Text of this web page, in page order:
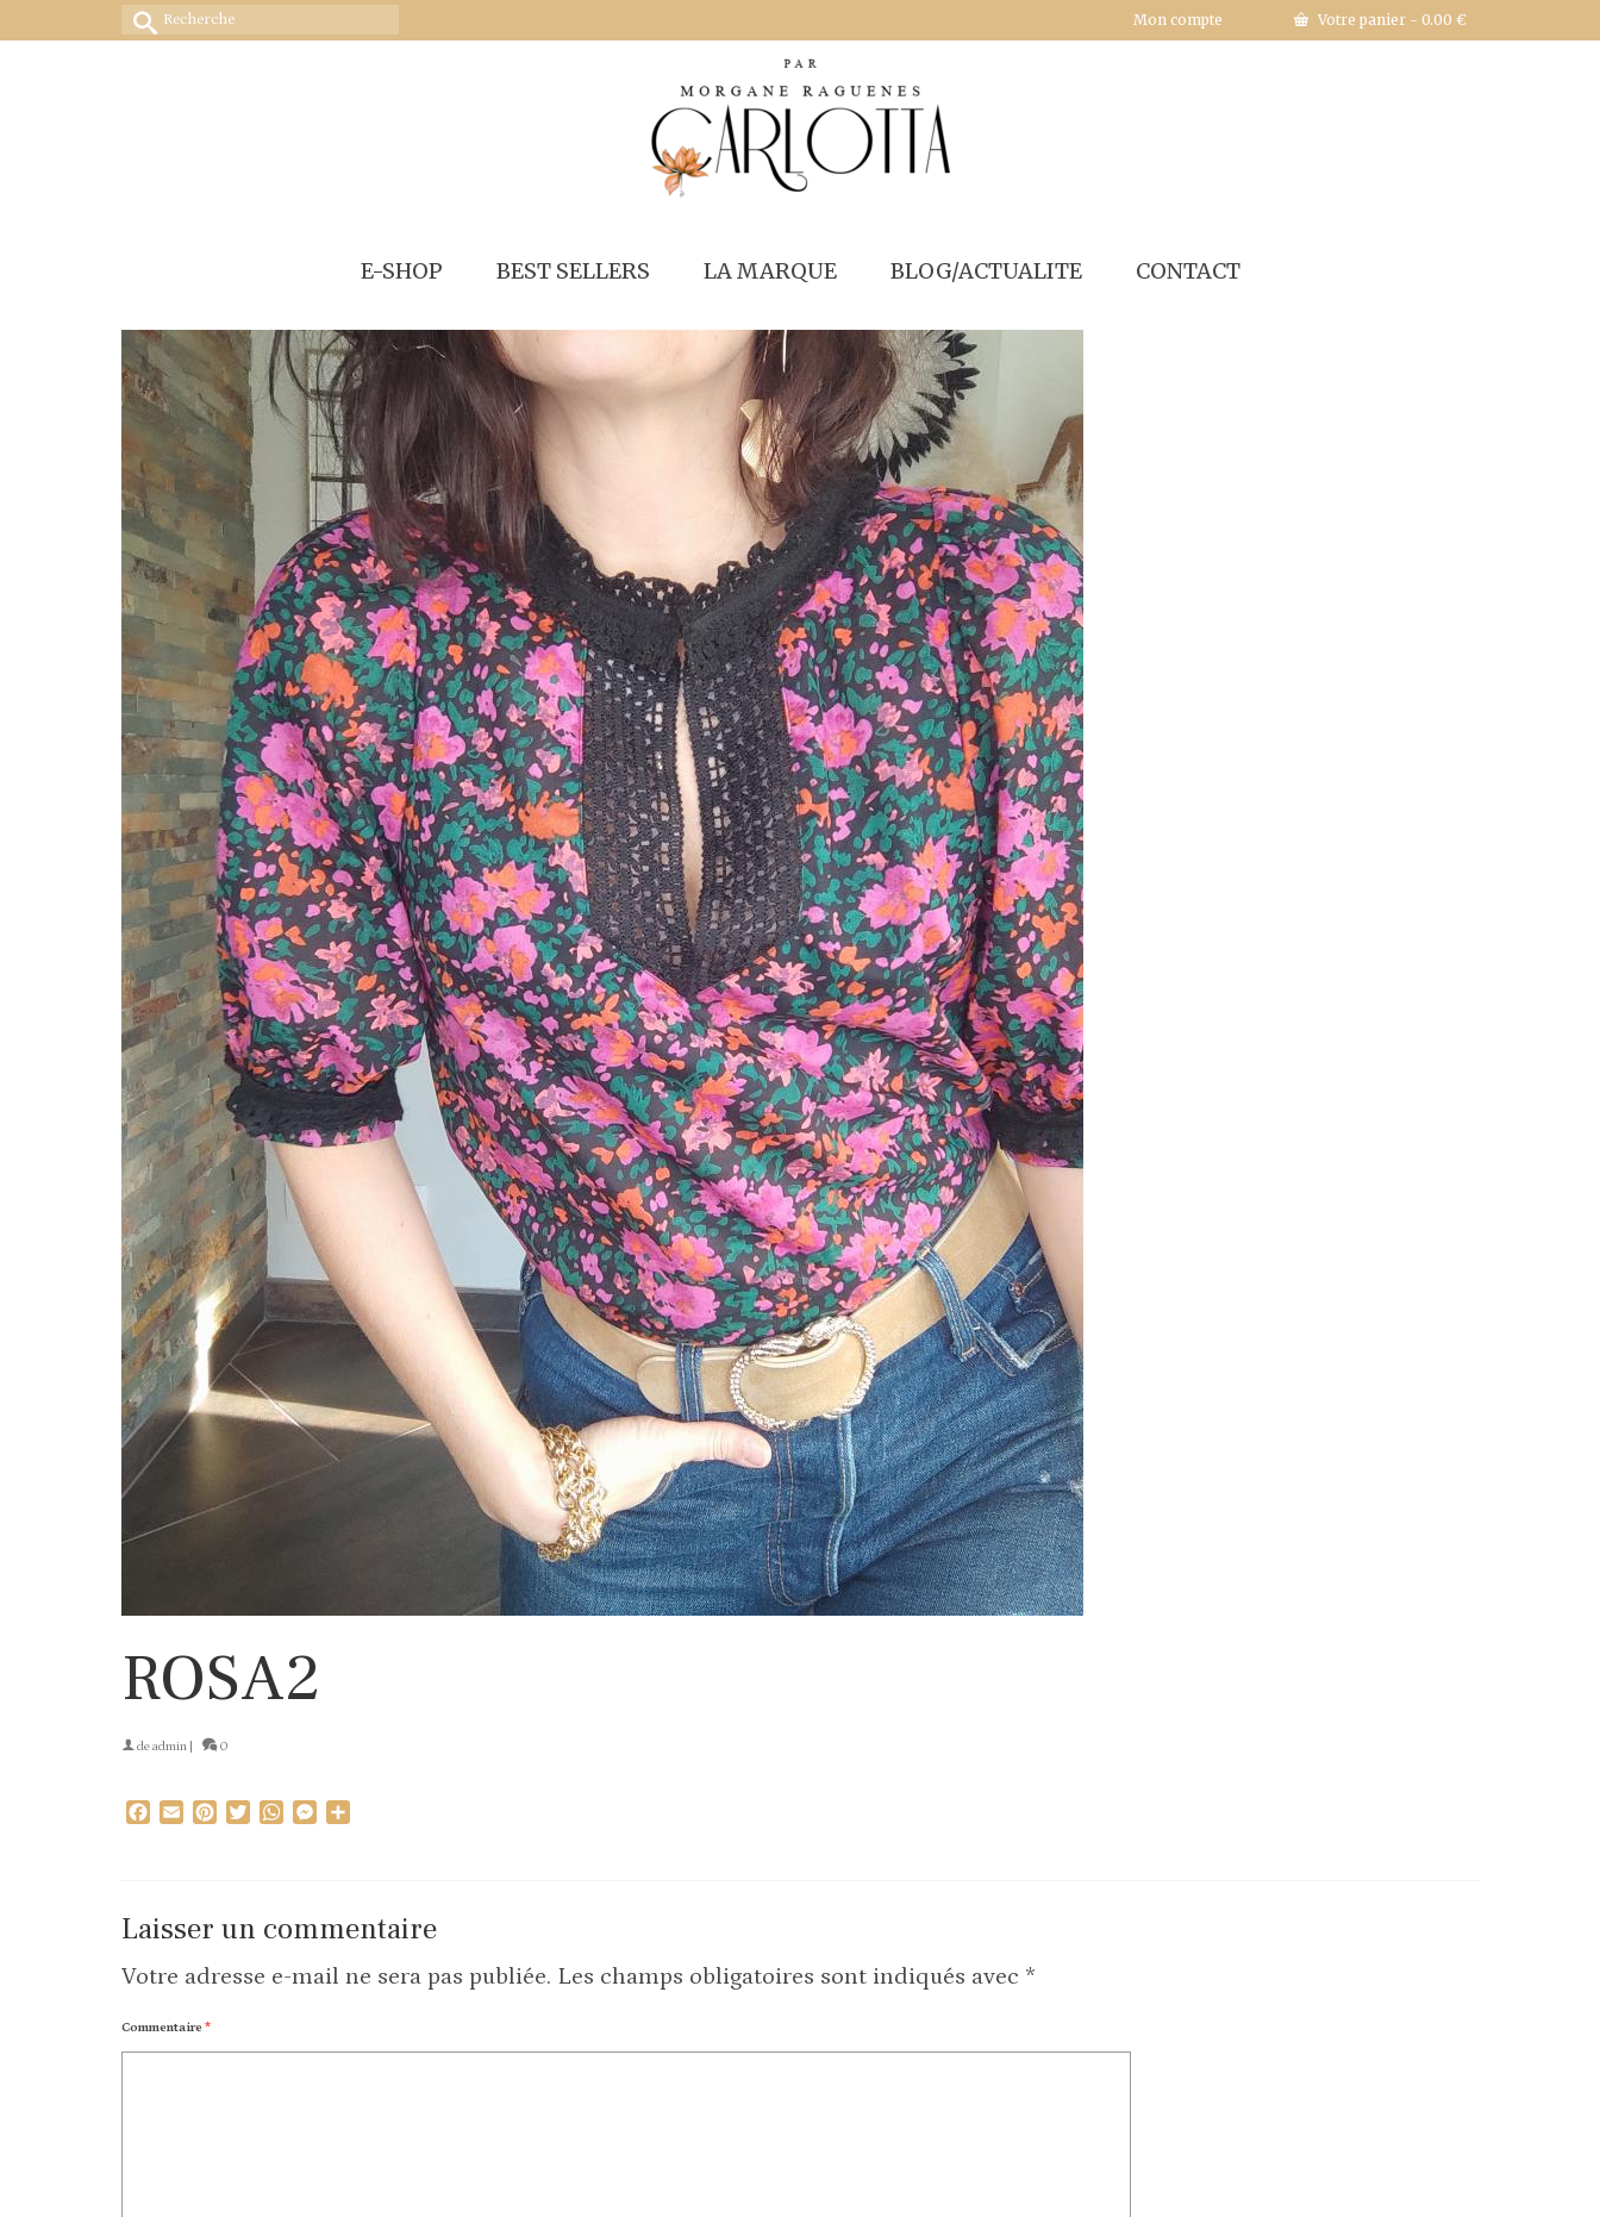
Mon compte Votre panier - 0.00 €
Rechercher :
E-SHOP BEST SELLERS LA MARQUE BLOG/ACTUALITE CONTACT
ROSA2
deadmin 0
Facebook
EmailPinterestTwitterWhatsAppMessenger
Laisser un commentaire
Votre adresse e-mail ne sera pas publiée. Les champs obligatoires sont indiqués avec *
Commentaire *